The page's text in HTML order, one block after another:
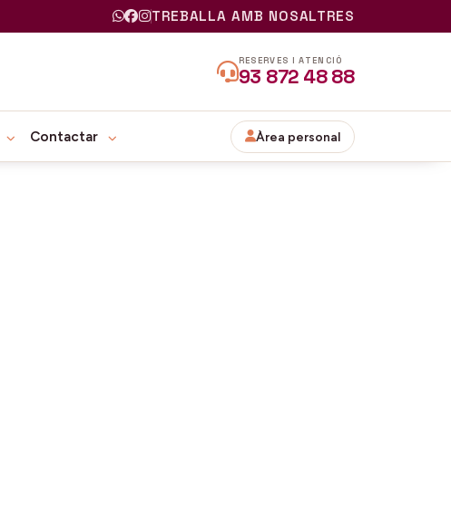
TREBALLA AMB NOSALTRES
RESERVES I ATENCIÓ
93 872 48 88
Contactar Àrea personal